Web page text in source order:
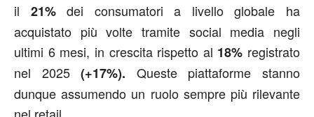
il 21%dei consumatori a livello globale ha
acquistato più volte tramite social media negli
ultimi 6 mesi, in crescita rispetto al 18% registrato
nel 2025(+17%). Queste piattaforme stanno
dunque assumendo un ruolo sempre più rilevante
nel retail.